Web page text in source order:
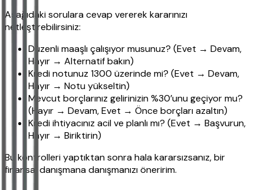
Aşağıdaki sorulara cevap vererek kararınızı
netleştirebilirsiniz:
Düzenli maaşlı çalışıyor musunuz? (Evet → Devam,
Hayır → Alternatif bakın)
Kredi notunuz 1300 üzerinde mi? (Evet → Devam,
Hayır → Notu yükseltin)
Mevcut borçlarınız gelirinizin %30’unu geçiyor mu?
(Hayır → Devam, Evet → Önce borçları azaltın)
Kredi ihtiyacınız acil ve planlı mı? (Evet → Başvurun,
Hayır → Biriktirin)
Bu kontrolleri yaptıktan sonra hala kararsızsanız, bir
finansal danışmana danışmanızı öneririm.